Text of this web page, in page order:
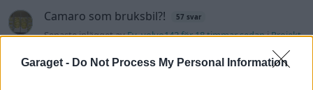
Garaget - Do Not Process My Personal Information
Camaro som bruksbil?! 57 svar
Senaste inlägget avEv_volvo142 för 18 timmar sedaniProjekt
Volkswagen split bus t1 1962 2559 svar